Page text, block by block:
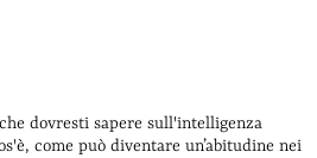
dovresti sapere sull'intelligenza
come può diventare un’abitudine nei